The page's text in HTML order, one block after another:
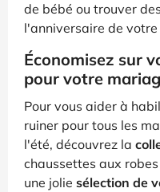
de bébé ou trouver
l'anniversaire de
Économisez sur
pour votre
Pour vous aider à
ruiner pour tous les
l'été, découvrez la
chaussettes aux
une jolie sélection de